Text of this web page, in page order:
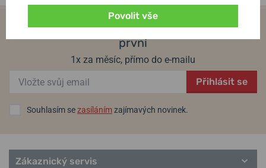
Novinky ze světa hodinek budete vědět jako
první
1x za měsíc, přímo do e-mailu
Přihlásit se
Souhlasím sezasílánímzajímavých novinek.
Zákaznický servis
Povolit vše